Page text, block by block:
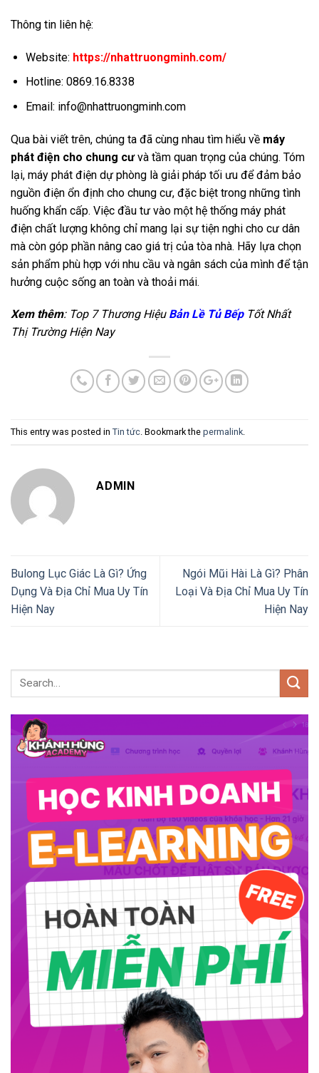
Thông tin liên hệ:
Website: https://nhattruongminh.com/
Hotline: 0869.16.8338
Email: info@nhattruongminh.com
Qua bài viết trên, chúng ta đã cùng nhau tìm hiểu về máy
phát điện cho chung cưvà tầm quan trọng của chúng. Tóm
lại, máy phát điện dự phòng là giải pháp tối ưu để đảm bảo
nguồn điện ổn định cho chung cư, đặc biệt trong những tình
huống khẩn cấp. Việc đầu tư vào một hệ thống máy phát
điện chất lượng không chỉ mang lại sự tiện nghi cho cư dân
mà còn góp phần nâng cao giá trị của tòa nhà. Hãy lựa chọn
sản phẩm phù hợp với nhu cầu và ngân sách của mình để tận
hưởng cuộc sống an toàn và thoải mái.
Xem thêm: Top 7 Thương Hiệu Bản Lề Tủ BếpTốt Nhất
Thị Trường Hiện Nay
This entry was posted in Tin tức . Bookmark the permalink
ADMIN
Bulong Lục Giác Là Gì? Ứng
Dụng Và Địa Chỉ Mua Uy Tín
Hiện Nay
Ngói Mũi Hài Là Gì? Phân
Loại Và Địa Chỉ Mua Uy Tín
Hiện Nay